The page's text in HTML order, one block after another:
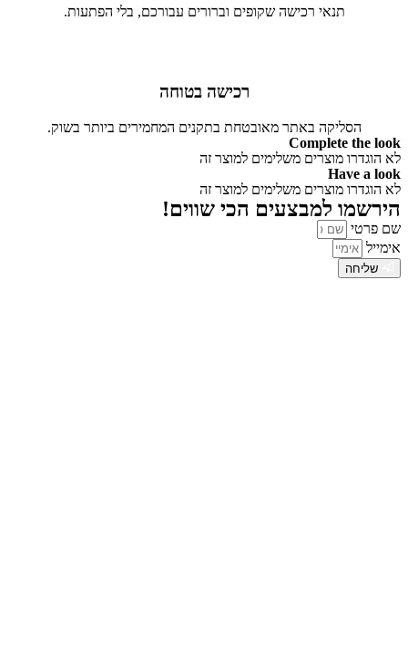
תנאי רכישה שקופים וברורים עבורכם, בלי הפתעות.
רכישה בטוחה
הסליקה באתר מאובטחת בתקנים המחמירים ביותר בשוק.
Complete the look
לא הוגדרו מוצרים משלימים למוצר זה
Have a look
לא הוגדרו מוצרים משלימים למוצר זה
הירשמו למבצעים הכי שווים!
שם פרטי
אימייל
שליחה